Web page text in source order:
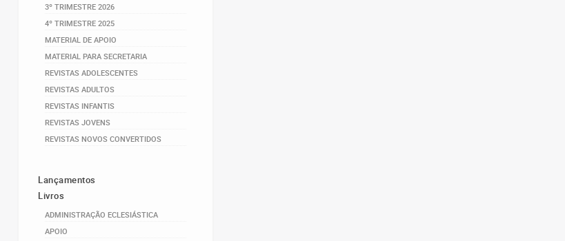
3º TRIMESTRE 2026
4º TRIMESTRE 2025
MATERIAL DE APOIO
MATERIAL PARA SECRETARIA
REVISTAS ADOLESCENTES
REVISTAS ADULTOS
REVISTAS INFANTIS
REVISTAS JOVENS
REVISTAS NOVOS CONVERTIDOS
Lançamentos
Livros
ADMINISTRAÇÃO ECLESIÁSTICA
APOIO